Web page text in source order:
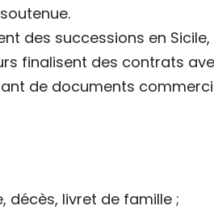
des successions en
finalisent des contrats
de documents
décès, livret de famille ;